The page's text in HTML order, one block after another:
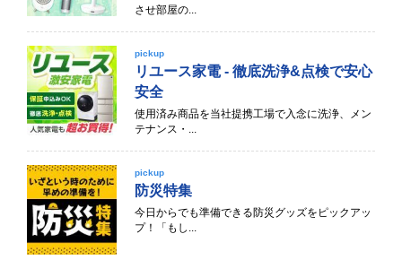
させ部屋の...
pickup
リユース家電 - 徹底洗浄&点検で安心
安全
使用済み商品を当社提携工場で入念に洗浄、メン
テナンス・...
pickup
防災特集
今日からでも準備できる防災グッズをピックアッ
プ！「もし...